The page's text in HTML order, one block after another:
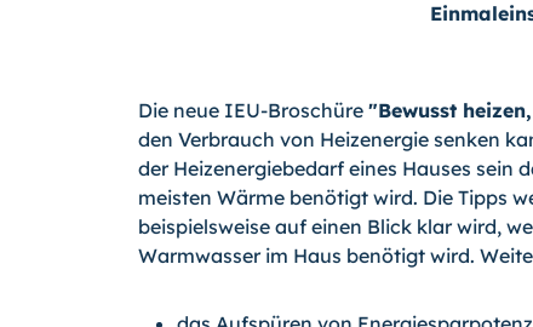
Die neue IEU-Broschüre "Bewusst
den Verbrauch von Heizenergie senken
der Heizenergiebedarf eines Hauses
meisten Wärme benötigt wird. Die Tipps
beispielsweise auf einen Blick klar wird,
Warmwasser im Haus benötigt wird.